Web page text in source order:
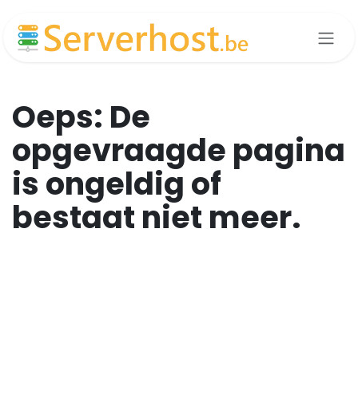
Oeps: De
opgevraagde pagina
is ongeldig of
bestaat niet meer.